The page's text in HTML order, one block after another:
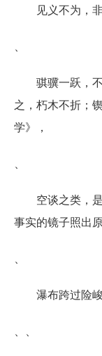
见义不为，
骐骥一跃，
之，朽木不折；
学》，
空谈之类，
事实的镜子照出
瀑布跨过险